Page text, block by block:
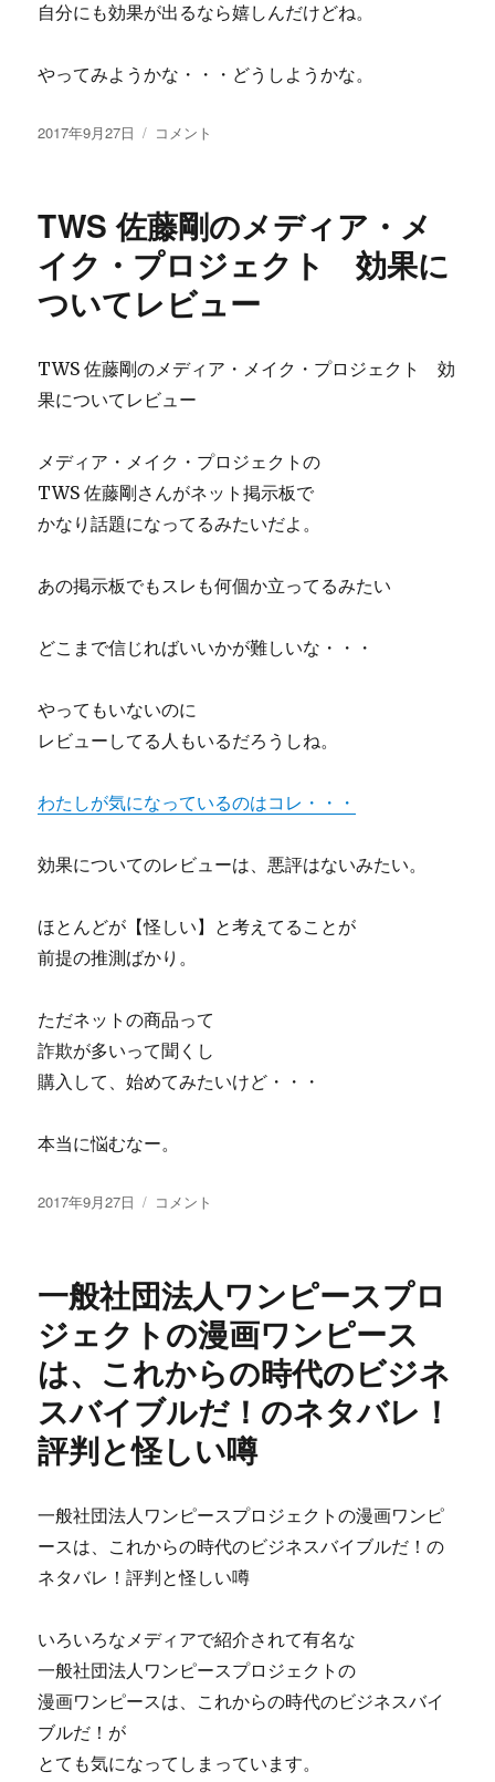
自分にも効果が出るなら嬉しんだけどね。
やってみようかな・・・どうしようかな。
投
2017年9月27日
Ｆ
ス
タ
ビ
テ
シ
ス
テ
の
判
が
な
リ
な
レ
ー
コメント
TWS 佐藤剛のメディア・メ
イク・プロジェクト 効果に
ついてレビュー
TWS 佐藤剛のメディア・メイク・プロジェクト 効
果についてレビュー
メディア・メイク・プロジェクトの
TWS 佐藤剛さんがネット掲示板で
かなり話題になってるみたいだよ。
あの掲示板でもスレも何個か立ってるみたい
どこまで信じればいいかが難しいな・・・
やってもいないのに
レビューしてる人もいるだろうしね。
わたしが気になっているのはコレ・・・
効果についてのレビューは、悪評はないみたい。
ほとんどが【怪しい】と考えてることが
前提の推測ばかり。
ただネットの商品って
詐欺が多いって聞くし
購入して、始めてみたいけど・・・
本当に悩むなー。
投
2017年9月27日
TWS
の
メ
デ
ィ
ア・
メ
イ
ク・
ジ
ェ
ク
果
に
い
レ
コメント
一般社団法人ワンピースプロ
ジェクトの漫画ワンピース
は、これからの時代のビジネ
スバイブルだ！のネタバレ！
評判と怪しい噂
一般社団法人ワンピースプロジェクトの漫画ワンピ
ースは、これからの時代のビジネスバイブルだ！の
ネタバレ！評判と怪しい噂
いろいろなメディアで紹介されて有名な
一般社団法人ワンピースプロジェクトの
漫画ワンピースは、これからの時代のビジネスバイ
ブルだ！が
とても気になってしまっています。